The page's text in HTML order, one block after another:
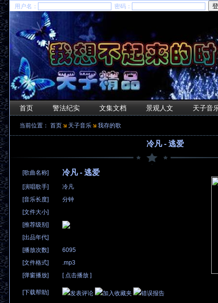
用户名： 密码：
首页 警法纪实 文集文档 景观人文 天子音
当前位置： 首页 天子音乐 我存的歌
冷凡 - 逃爱
[歌曲名称] 冷凡 - 逃爱
[演唱歌手]
冷凡
[音乐长度]
分钟
[文件大小]
[推荐级别]
[出品年代]
[播放次数]
6095
[文件格式]
.mp3
[弹窗播放]
[ 点击播放 ]
[下载帮助] 发表评论 加入收藏夹 错误报告